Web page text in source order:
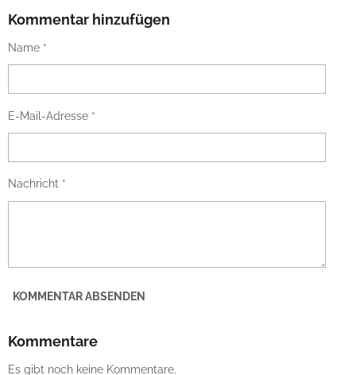
L
E
L
E
L
E
L
E
Kommentar hinzufügen
Name *
E-Mail-Adresse *
Nachricht *
KOMMENTAR ABSENDEN
Kommentare
Es gibt noch keine Kommentare.